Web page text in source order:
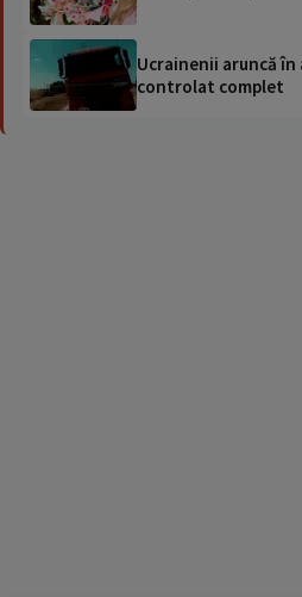
Ucrainenii aruncă în
controlat complet